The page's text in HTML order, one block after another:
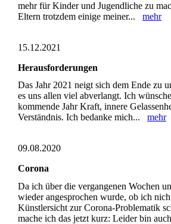
mehr für Kinder und Jugendliche zu
Eltern trotzdem einige meiner... mehr
15.12.2021
Herausforderungen
Das Jahr 2021 neigt sich dem Ende zu
es uns allen viel abverlangt. Ich
kommende Jahr Kraft, innere
Verständnis. Ich bedanke mich... mehr
09.08.2020
Corona
Da ich über die vergangenen Wochen
wieder angesprochen wurde, ob ich
Künstlersicht zur Corona-Problematik
mache ich das jetzt kurz: Leider bin